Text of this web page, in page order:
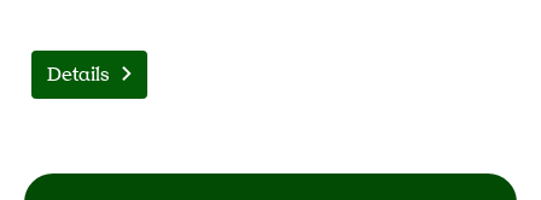
Details